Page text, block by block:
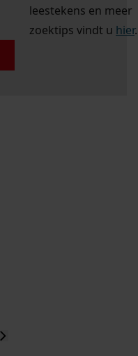
leestekens en meer
zoektips vindt u hier.